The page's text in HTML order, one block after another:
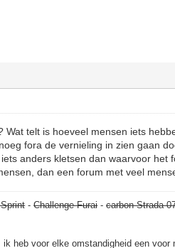
Wat telt is hoeveel mensen iets
fora de vernieling in zien gaan
anders kletsen dan waarvoor het
dan een forum met veel
-Challenge Furai-carbon Strada
ik heb voor elke omstandigheid een voor